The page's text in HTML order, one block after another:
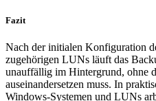
Fazit
Nach der initialen Konfiguration
zugehörigen LUNs läuft das
unauffällig im Hintergrund, ohne
auseinandersetzen muss. In
Windows-Systemen und LUNs